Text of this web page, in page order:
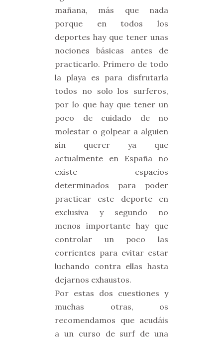
mañana, más que nada
porque en todos los
deportes hay que tener unas
nociones básicas antes de
practicarlo. Primero de todo
la playa es para disfrutarla
todos no solo los surferos,
por lo que hay que tener un
poco de cuidado de no
molestar o golpear a alguien
sin querer ya que
actualmente en España no
existe espacios
determinados para poder
practicar este deporte en
exclusiva y segundo no
menos importante hay que
controlar un poco las
corrientes para evitar estar
luchando contra ellas hasta
dejarnos exhaustos.
Por estas dos cuestiones y
muchas otras, os
recomendamos que acudáis
a un curso de surf de una